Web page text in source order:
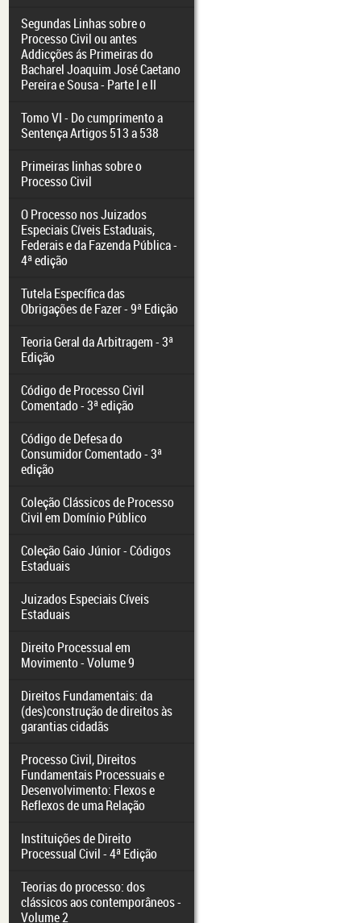
Segundas Linhas sobre o
Processo Civil ou antes
Addicções ás Primeiras do
Bacharel Joaquim José Caetano
Pereira e Sousa - Parte I e II
Tomo VI - Do cumprimento a
Sentença Artigos 513 a 538
Primeiras linhas sobre o
Processo Civil
O Processo nos Juizados
Especiais Cíveis Estaduais,
Federais e da Fazenda Pública -
4ª edição
Tutela Específica das
Obrigações de Fazer - 9ª Edição
Teoria Geral da Arbitragem - 3ª
Edição
Código de Processo Civil
Comentado - 3ª edição
Código de Defesa do
Consumidor Comentado - 3ª
edição
Coleção Clássicos de Processo
Civil em Domínio Público
Coleção Gaio Júnior - Códigos
Estaduais
Juizados Especiais Cíveis
Estaduais
Direito Processual em
Movimento - Volume 9
Direitos Fundamentais: da
(des)construção de direitos às
garantias cidadãs
Processo Civil, Direitos
Fundamentais Processuais e
Desenvolvimento: Flexos e
Reflexos de uma Relação
Instituições de Direito
Processual Civil - 4ª Edição
Teorias do processo: dos
clássicos aos contemporâneos -
Volume 2